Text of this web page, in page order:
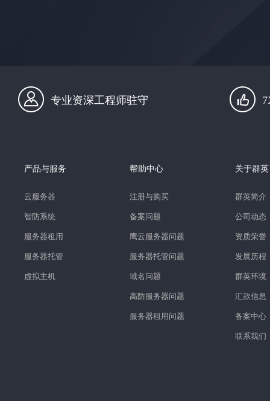
专业资深工程师驻守
产品与服务
云服务器
智防系统
服务器租用
服务器托管
虚拟主机
帮助中心
注册与购买
备案问题
鹰云服务器问题
服务器托管问题
域名问题
高防服务器问题
服务器租用问题
关于群英
群英简介
公司动态
资质荣誉
发展历程
群英环境
汇款信息
备案中心
联系我们